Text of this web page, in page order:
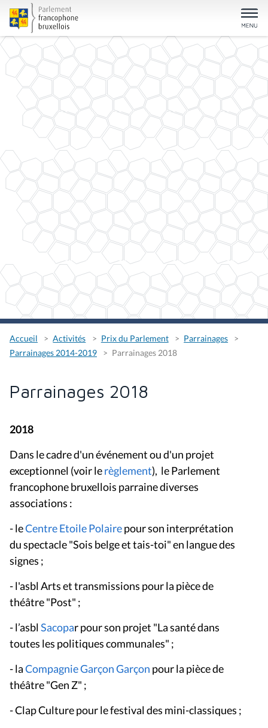
Accueil Activités Prix du Parlement
Parrainages
Parrainages 2014-2019
Parrainages 2018
Parrainages 2018
2018
Dans le cadre d'un événement ou d'un projet
exceptionnel (voir lerèglement), le Parlement
francophone bruxellois parraine diverses
associations :
- leCentre Etoile Polairepour son interprétation
du spectacle "Sois belge et tais-toi" en langue des
signes ;
- l'asbl Arts et transmissions pour la pièce de
théâtre "Post" ;
- l’asblSacopar pour son projet "La santé dans
toutes les politiques communales" ;
- laCompagnie Garçon Garçon pour la pièce de
théâtre "Gen Z" ;
- Clap Culture pour le festival des mini-classiques ;